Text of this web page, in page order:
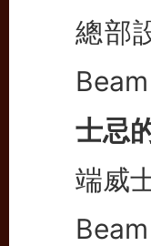
總部
士忌
端威